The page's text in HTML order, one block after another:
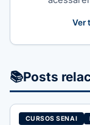
Ver
📚Posts
CURSOS SENAI